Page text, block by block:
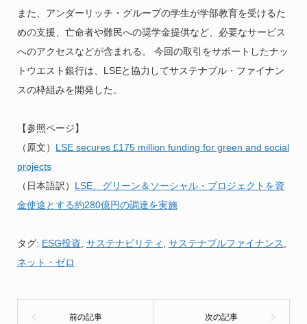
また、アンダーリッチ・グループの学生が学部教育を受けるた
めの支援、亡命者や難民への奨学金提供など、必要なサービス
へのアクセスなどが含まれる。 今回の取引をサポートしたナッ
トウエスト銀行は、LSEと協力してサステナブル・ファイナン
スの枠組みを開発した。
【参照ページ】
（原文） LSE secures £175 million funding for green and social
projects
（日本語訳） LSE、グリーン＆ソーシャル・プロジェクトを資
金使途とする約280億円の調達を実施
タグ: ESG投資 サステナビリティ サステナブルファイナンス
ネット・ゼロ